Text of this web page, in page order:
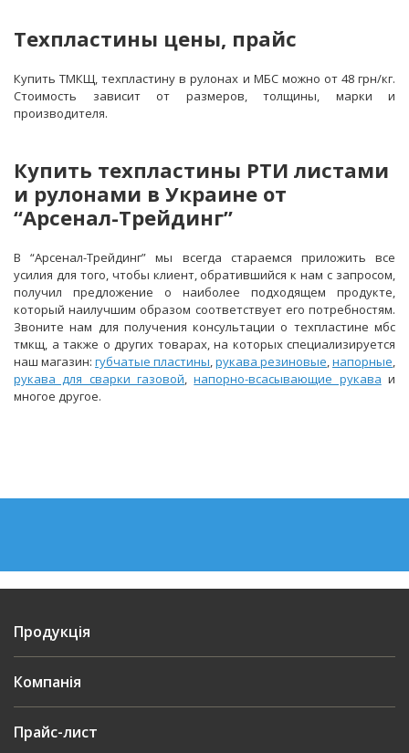
Техпластины цены, прайс
Купить ТМКЩ, техпластину в рулонах и МБС можно от 48 грн/кг.
Стоимость зависит от размеров, толщины, марки и
производителя.
Купить техпластины РТИ листами
и рулонами в Украине от
“Арсенал-Трейдинг”
В “Арсенал-Трейдинг” мы всегда стараемся приложить все
усилия для того, чтобы клиент, обратившийся к нам с запросом,
получил предложение о наиболее подходящем продукте,
который наилучшим образом соответствует его потребностям.
Звоните нам для получения консультации о техпластине мбс
тмкщ, а также о других товарах, на которых специализируется
наш магазин: губчатые пластины,рукава резиновые,напорные,
рукава для сварки газовой,напорно-всасывающие рукава и
многое другое.
Продукція
Компанія
Прайс-лист